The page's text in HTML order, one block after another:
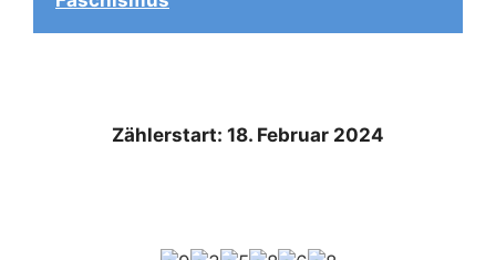
Zählerstart: 18. Februar 2024